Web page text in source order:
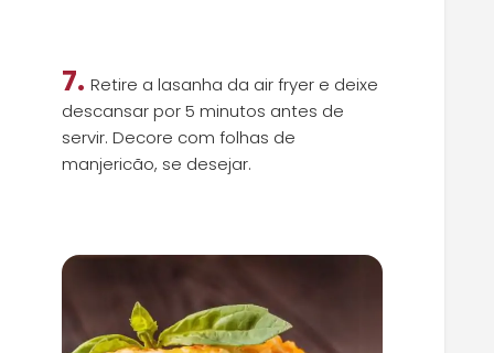
7.Retire a lasanha da air fryer e deixe
descansar por 5 minutos antes de
servir. Decore com folhas de
manjericão, se desejar.